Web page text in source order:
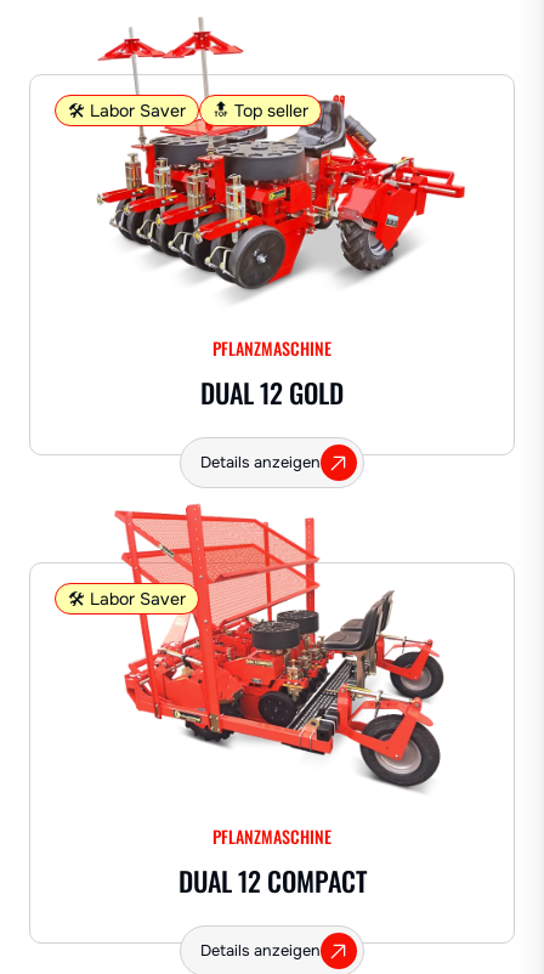
🛠️ Labor Saver 🔝 Top seller
PFLANZMASCHINE
DUAL 12 GOLD
Details anzeigen
🛠️ Labor Saver
PFLANZMASCHINE
DUAL 12 COMPACT
Details anzeigen